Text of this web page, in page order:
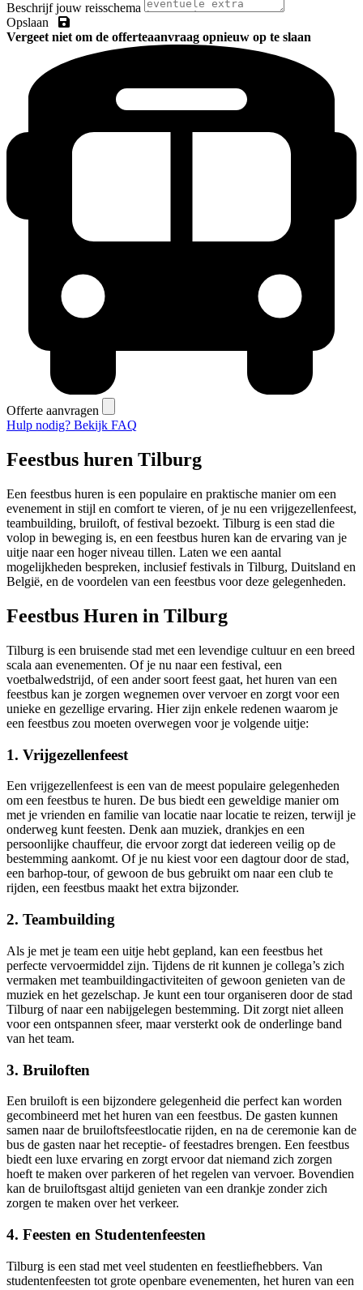
Beschrijf jouw reisschema
Opslaan
Vergeet niet om de offerteaanvraag opnieuw op te slaan
Offerte aanvragen
Hulp nodig? Bekijk FAQ
Feestbus huren Tilburg
Een feestbus huren is een populaire en praktische manier om een
evenement in stijl en comfort te vieren, of je nu een vrijgezellenfeest,
teambuilding, bruiloft, of festival bezoekt. Tilburg is een stad die
volop in beweging is, en een feestbus huren kan de ervaring van je
uitje naar een hoger niveau tillen. Laten we een aantal
mogelijkheden bespreken, inclusief festivals in Tilburg, Duitsland en
België, en de voordelen van een feestbus voor deze gelegenheden.
Feestbus Huren in Tilburg
Tilburg is een bruisende stad met een levendige cultuur en een breed
scala aan evenementen. Of je nu naar een festival, een
voetbalwedstrijd, of een ander soort feest gaat, het huren van een
feestbus kan je zorgen wegnemen over vervoer en zorgt voor een
unieke en gezellige ervaring. Hier zijn enkele redenen waarom je
een feestbus zou moeten overwegen voor je volgende uitje:
1. Vrijgezellenfeest
Een vrijgezellenfeest is een van de meest populaire gelegenheden
om een feestbus te huren. De bus biedt een geweldige manier om
met je vrienden en familie van locatie naar locatie te reizen, terwijl je
onderweg kunt feesten. Denk aan muziek, drankjes en een
persoonlijke chauffeur, die ervoor zorgt dat iedereen veilig op de
bestemming aankomt. Of je nu kiest voor een dagtour door de stad,
een barhop-tour, of gewoon de bus gebruikt om naar een club te
rijden, een feestbus maakt het extra bijzonder.
2. Teambuilding
Als je met je team een uitje hebt gepland, kan een feestbus het
perfecte vervoermiddel zijn. Tijdens de rit kunnen je collega’s zich
vermaken met teambuildingactiviteiten of gewoon genieten van de
muziek en het gezelschap. Je kunt een tour organiseren door de stad
Tilburg of naar een nabijgelegen bestemming. Dit zorgt niet alleen
voor een ontspannen sfeer, maar versterkt ook de onderlinge band
van het team.
3. Bruiloften
Een bruiloft is een bijzondere gelegenheid die perfect kan worden
gecombineerd met het huren van een feestbus. De gasten kunnen
samen naar de bruiloftsfeestlocatie rijden, en na de ceremonie kan de
bus de gasten naar het receptie- of feestadres brengen. Een feestbus
biedt een luxe ervaring en zorgt ervoor dat niemand zich zorgen
hoeft te maken over parkeren of het regelen van vervoer. Bovendien
kan de bruiloftsgast altijd genieten van een drankje zonder zich
zorgen te maken over het verkeer.
4. Feesten en Studentenfeesten
Tilburg is een stad met veel studenten en feestliefhebbers. Van
studentenfeesten tot grote openbare evenementen, het huren van een